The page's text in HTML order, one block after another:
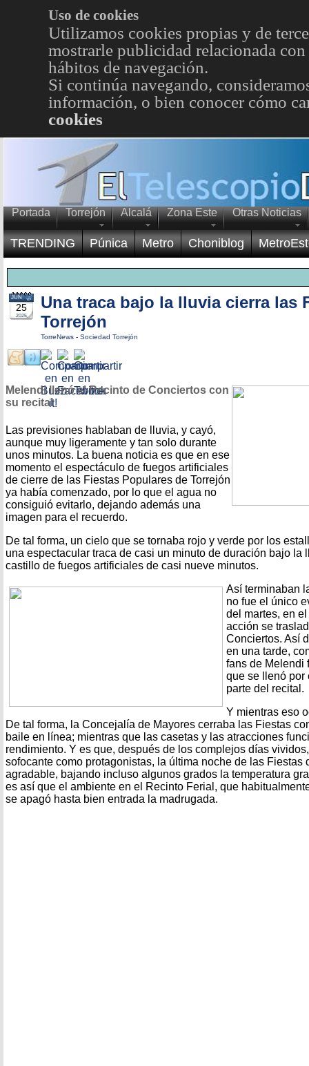
Uso de cookies
Utilizamos cookies propias y de
mostrarle publicidad relacionada
hábitos de navegación.
Si continúa navegando,
información, o bien conocer cómo
cookies
Portada Torrejón Alcalá Zona Este Otras Noticias
TRENDING Púnica Metro Choniblog
25
JUN
2025
Una traca bajo la lluvia cierra las
Torrejón
TorreNews - Sociedad Torrejón
Melendi llenó el Recinto de Conciertos con
su recital
Las previsiones hablaban de lluvia, y cayó,
aunque muy ligeramente y tan solo durante
unos minutos. La buena noticia es que en ese
momento el espectáculo de fuegos artificiales
de cierre de las Fiestas Populares de Torrejón
ya había comenzado, por lo que el agua no
consiguió evitarlo, dejando además una
imagen para el recuerdo.
De tal forma, un cielo que se tornaba rojo y verde por los
una espectacular traca de casi un minuto de duración bajo la
castillo de fuegos artificiales de casi nueve minutos.
Así terminaban
no fue el único
del martes, en
acción se
Conciertos. Así
en una tarde,
fans de Melendi
que se llenó por
parte del recital.
Y mientras eso
De tal forma, la Concejalía de Mayores cerraba las Fiestas
baile en línea; mientras que las casetas y las atracciones
rendimiento. Y es que, después de los complejos días
sofocante como protagonistas, la última noche de las Fiestas
agradable, bajando incluso algunos grados la temperatura
es así que el ambiente en el Recinto Ferial, que
se apagó hasta bien entrada la madrugada.